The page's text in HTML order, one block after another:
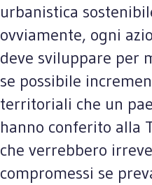
urbanistica
ovviamente, ogni
deve sviluppare per
se possibile
territoriali che un
hanno conferito alla
che verrebbero
compromessi se